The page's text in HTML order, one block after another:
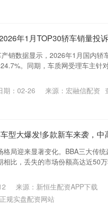
年1月TOP30轿车销量投
销数据显示，2026年1月国内轿
。同期，车质网受理车主针
期：02-26 来源：宏融信配资
型大爆发!多款新车来袭，中
局迎来显著变化。BBA三大传
比，丢失的市场份额高达近50
来源：新恒生配资APP下载
规实盘配资网站